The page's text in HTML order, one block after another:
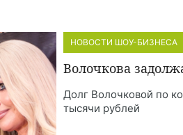
НОВОСТИ ШОУ-БИЗНЕСА
Волочкова
Долг Волочковой по
тысячи рублей